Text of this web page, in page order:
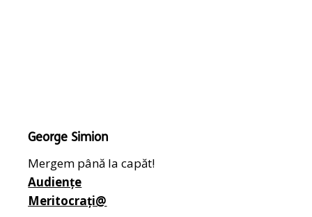
George Simion
Mergem până la capăt!
Audiențe
Meritocrați@